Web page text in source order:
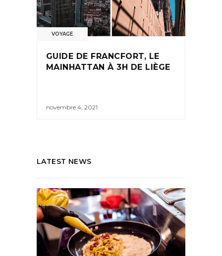
VOYAGE
GUIDE DE FRANCFORT, LE
MAINHATTAN À 3H DE LIÈGE
novembre 4, 2021
LATEST NEWS